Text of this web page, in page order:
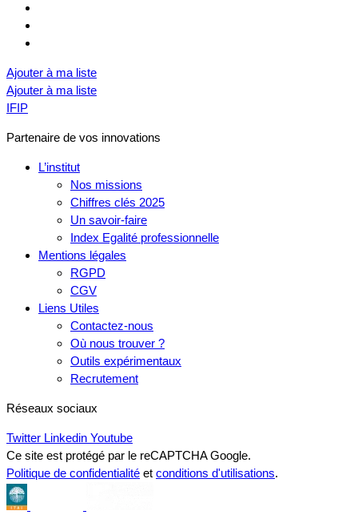
Ajouter à ma liste
Ajouter à ma liste
IFIP
Partenaire de vos innovations
L’institut
Nos missions
Chiffres clés 2025
Un savoir-faire
Index Egalité professionnelle
Mentions légales
RGPD
CGV
Liens Utiles
Contactez-nous
Où nous trouver ?
Outils expérimentaux
Recrutement
Réseaux sociaux
Twitter Linkedin Youtube
Ce site est protégé par le reCAPTCHA Google.
Politique de confidentialité et conditions d'utilisations.